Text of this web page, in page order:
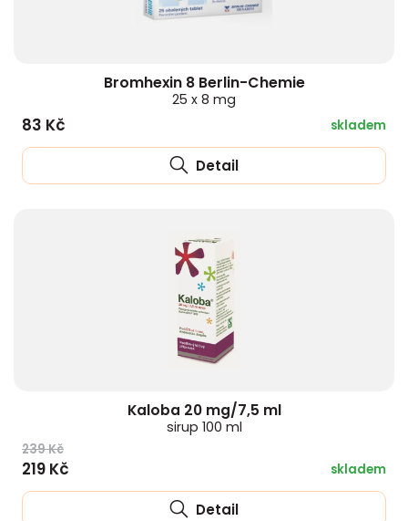
Bromhexin 8 Berlin-Chemie
25 x 8 mg
83 Kč skladem
Detail
Kaloba 20 mg/7,5 ml
sirup 100 ml
239 Kč
219 Kč skladem
Detail